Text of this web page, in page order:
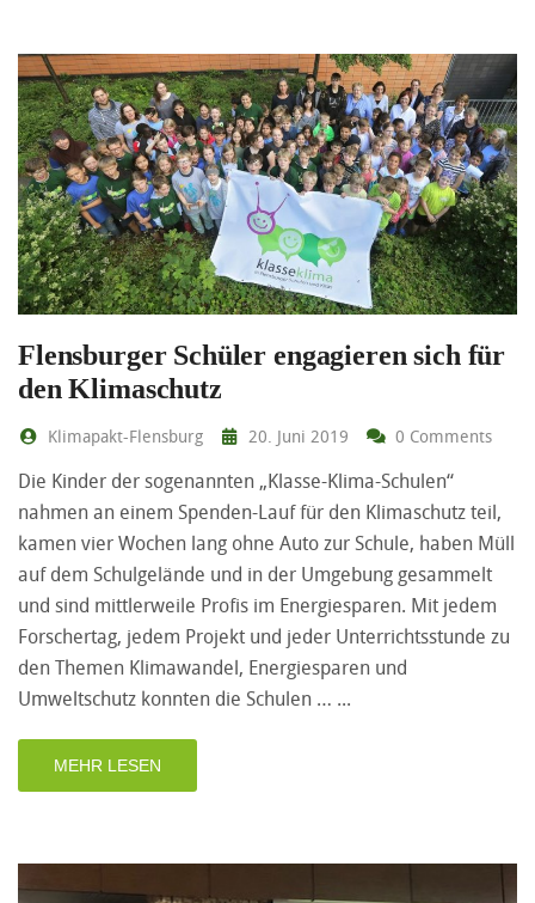
Flensburger Schüler engagieren sich für
den Klimaschutz
Klimapakt-Flensburg 20. Juni 2019 0 Comments
Die Kinder der sogenannten „Klasse-Klima-Schulen“
nahmen an einem Spenden-Lauf für den Klimaschutz teil,
kamen vier Wochen lang ohne Auto zur Schule, haben Müll
auf dem Schulgelände und in der Umgebung gesammelt
und sind mittlerweile Profis im Energiesparen. Mit jedem
Forschertag, jedem Projekt und jeder Unterrichtsstunde zu
den Themen Klimawandel, Energiesparen und
Umweltschutz konnten die Schulen …
MEHR LESEN